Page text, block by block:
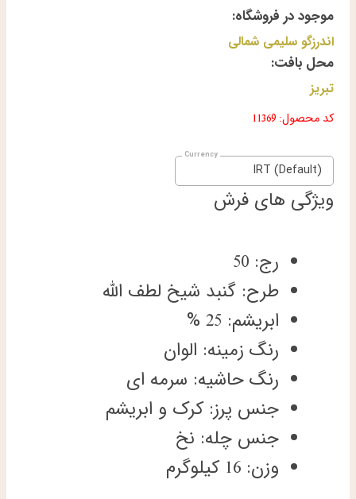
موجود در فروشگاه:
اندرزگو سلیمی شمالی
محل بافت:
تبریز
کد محصول: 11369
IRT (Default)
ویژگی های فرش
رج: 50
طرح: گنبد شیخ لطف الله
ابریشم: 25 %
رنگ زمینه: الوان
رنگ حاشیه: سرمه ای
جنس پرز: کرک و ابریشم
جنس چله: نخ
وزن: 16 کیلوگرم